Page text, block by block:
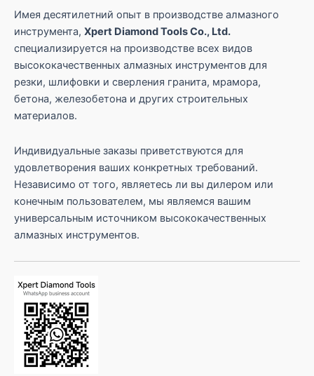
Имея десятилетний опыт в производстве алмазного
инструмента, Xpert Diamond Tools Co., Ltd.
специализируется на производстве всех видов
высококачественных алмазных инструментов для
резки, шлифовки и сверления гранита, мрамора,
бетона, железобетона и других строительных
материалов.
Индивидуальные заказы приветствуются для
удовлетворения ваших конкретных требований.
Независимо от того, являетесь ли вы дилером или
конечным пользователем, мы являемся вашим
универсальным источником высококачественных
алмазных инструментов.